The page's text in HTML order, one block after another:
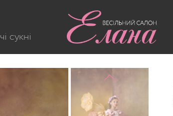
сукні